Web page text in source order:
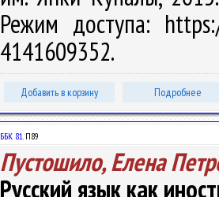
Режим доступа:
4141609352.
Добавить в корзину Подробнее
ББК 81.П89
Пустошило, Елена
Русский язык как